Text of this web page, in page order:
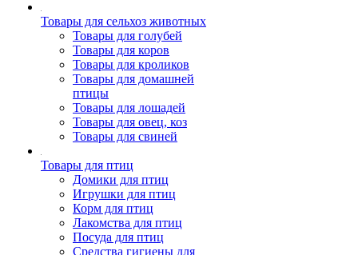
Товары для сельхоз животных
Товары для голубей
Товары для коров
Товары для кроликов
Товары для домашней
птицы
Товары для лошадей
Товары для овец, коз
Товары для свиней
Товары для птиц
Домики для птиц
Игрушки для птиц
Корм для птиц
Лакомства для птиц
Посуда для птиц
Средства гигиены для